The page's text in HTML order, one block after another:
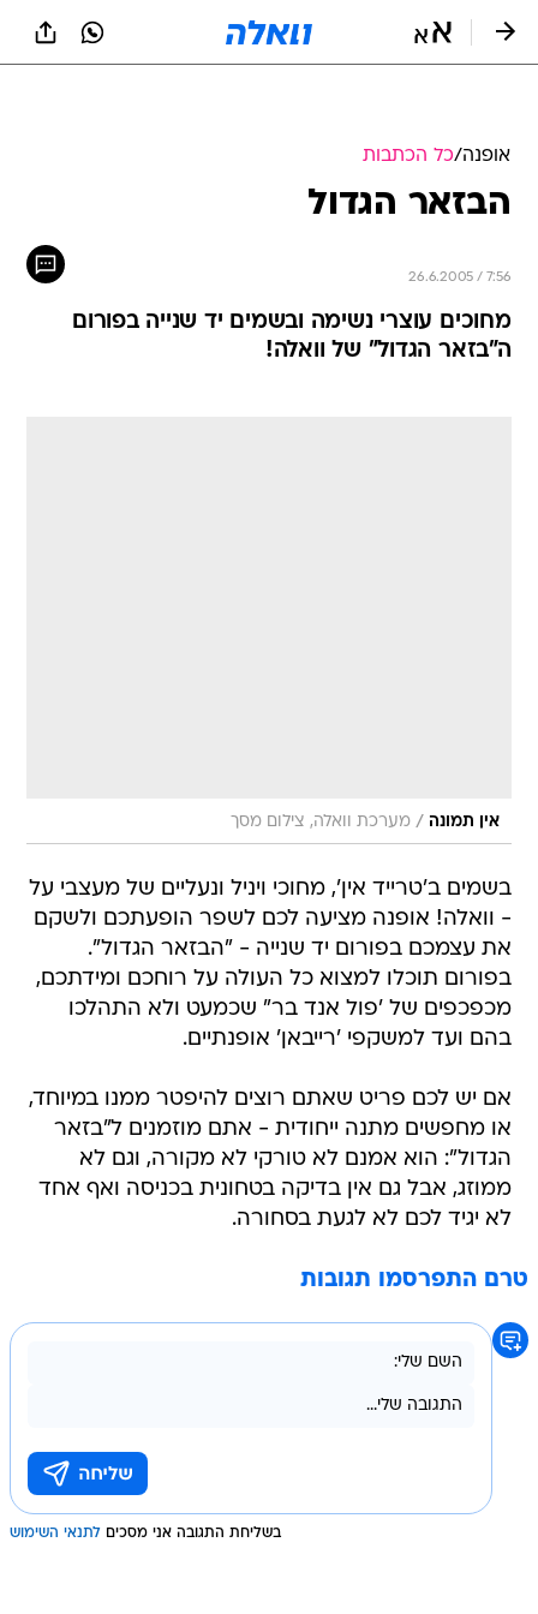
אופנה/כל הכתבות
הבזאר הגדול
26.6.2005 / 7:56
מחוכים עוצרי נשימה ובשמים יד שנייה בפורום
ה"בזאר הגדול" של וואלה!
אין תמונה / מערכת וואלה, צילום מסך
בשמים ב'טרייד אין', מחוכי ויניל ונעליים של מעצבי על
- וואלה! אופנה מציעה לכם לשפר הופעתכם ולשקם
את עצמכם בפורום יד שנייה - "הבזאר הגדול".
בפורום תוכלו למצוא כל העולה על רוחכם ומידתכם,
מכפכפים של 'פול אנד בר" שכמעט ולא התהלכו
בהם ועד למשקפי 'רייבאן' אופנתיים.
אם יש לכם פריט שאתם רוצים להיפטר ממנו במיוחד,
או מחפשים מתנה ייחודית - אתם מוזמנים ל"בזאר
הגדול": הוא אמנם לא טורקי לא מקורה, וגם לא
ממוזג, אבל גם אין בדיקה בטחונית בכניסה ואף אחד
לא יגיד לכם לא לגעת בסחורה.
טרם התפרסמו תגובות
בשליחת התגובה אני מסכים לתנאי השימוש